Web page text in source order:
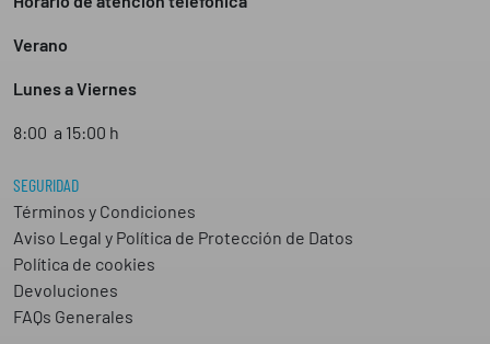
Verano
Lunes a Viernes
8:00 a 15:00 h
SEGURIDAD
Términos y Condiciones
Aviso Legal y Política de Protección de Datos
Política de cookies
Devoluciones
FAQs Generales